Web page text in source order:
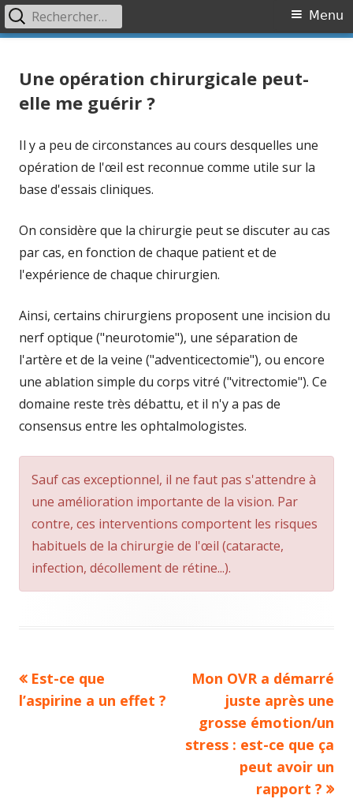
Primary
Menu
Rechercher :
Une opération chirurgicale peut-
elle me guérir ?
Il y a peu de circonstances au cours desquelles une
opération de l'œil est reconnue comme utile sur la
base d'essais cliniques.
On considère que la chirurgie peut se discuter au cas
par cas, en fonction de chaque patient et de
l'expérience de chaque chirurgien.
Ainsi, certains chirurgiens proposent une incision du
nerf optique ("neurotomie"), une séparation de
l'artère et de la veine ("adventicectomie"), ou encore
une ablation simple du corps vitré ("vitrectomie"). Ce
domaine reste très débattu, et il n'y a pas de
consensus entre les ophtalmologistes.
Sauf cas exceptionnel, il ne faut pas s'attendre à
une amélioration importante de la vision. Par
contre, ces interventions comportent les risques
habituels de la chirurgie de l'œil (cataracte,
infection, décollement de rétine...).
Navigation
Previous
article:
Est-ce que
l’aspirine a un effet ?
Next
article:
Mon OVR a démarré
juste après une
grosse émotion/un
stress : est-ce que ça
peut avoir un
rapport ?